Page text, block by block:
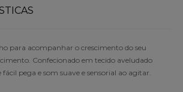
para acompanhar o crescimento do seu
Confecionado em tecido aveludado
pega e som suave e sensorial ao agitar.